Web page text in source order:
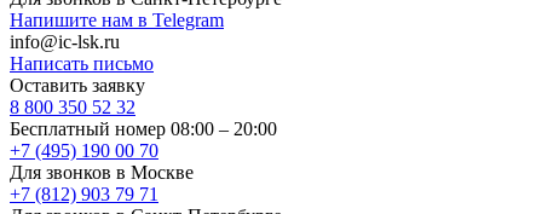
Напишите нам в Telegram
info@ic-lsk.ru
Написать письмо
Оставить заявку
8 800 350 52 32
Бесплатный номер 08:00 – 20:00
+7 (495) 190 00 70
Для звонков в Москве
+7 (812) 903 79 71